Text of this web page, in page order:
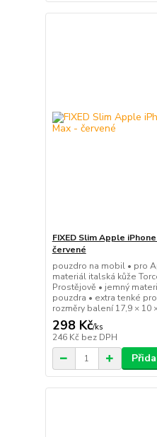
FIXED Slim Apple
červené
pouzdro na mobil • pro
materiál italská kůže
Prostějově • jemný
pouzdra • extra tenké
rozměry balení 17,9 × 10
298 Kč/ks
246 Kč bez DPH